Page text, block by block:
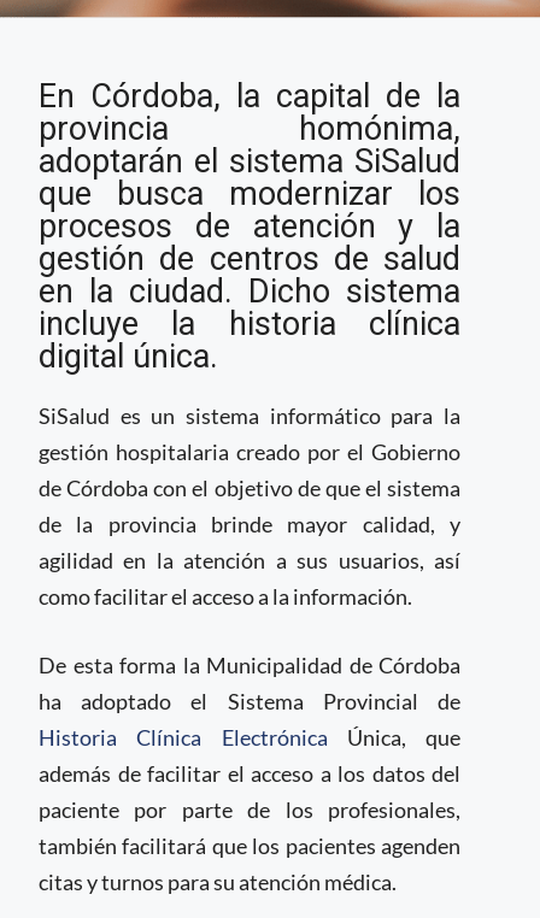
contará con historia
clínica digital y nuevo
sistema de gestión
hospitalaria
En Córdoba, la capital de la
provincia homónima,
adoptarán el sistema SiSalud
que busca modernizar los
procesos de atención y la
gestión de centros de salud
en la ciudad. Dicho sistema
incluye la historia clínica
digital única.
SiSalud es un sistema informático para la
gestión hospitalaria creado por el Gobierno
de Córdoba con el objetivo de que el sistema
de la provincia brinde mayor calidad, y
agilidad en la atención a sus usuarios, así
como facilitar el acceso a la información.
De esta forma la Municipalidad de Córdoba
ha adoptado el Sistema Provincial de
Historia Clínica Electrónica Única, que
además de facilitar el acceso a los datos del
paciente por parte de los profesionales,
también facilitará que los pacientes agenden
citas y turnos para su atención médica.